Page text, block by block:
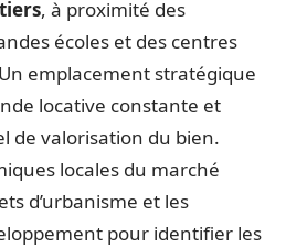
, à proximité des
écoles et des centres
emplacement stratégique
locative constante et
de valorisation du bien.
locales du marché
d’urbanisme et les
pour identifier les